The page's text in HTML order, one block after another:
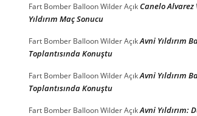
Fart Bomber Balloon WilderAçıkCanelo Alvarez
Yıldırım Maç Sonucu
Fart Bomber Balloon WilderAçıkAvni Yıldırım
Toplantısında Konuştu
Fart Bomber Balloon WilderAçıkAvni Yıldırım
Toplantısında Konuştu
Fart Bomber Balloon WilderAçıkAvni Yıldırım: